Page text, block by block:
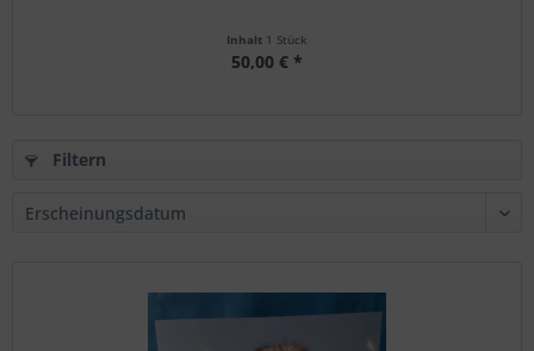
Inhalt 1 Stück
50,00 € *
Filtern